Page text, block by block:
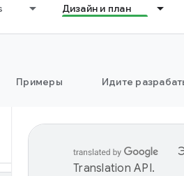
Дизайн и план
Примеры Идите
Translation API.